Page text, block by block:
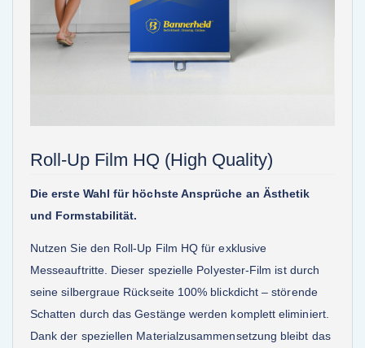
Roll-Up Film HQ (High Quality)
Die erste Wahl für höchste Ansprüche an Ästhetik
und Formstabilität.
Nutzen Sie den Roll-Up Film HQ für exklusive
Messeauftritte. Dieser spezielle Polyester-Film ist durch
seine silbergraue Rückseite 100% blickdicht – störende
Schatten durch das Gestänge werden komplett eliminiert.
Dank der speziellen Materialzusammensetzung bleibt das